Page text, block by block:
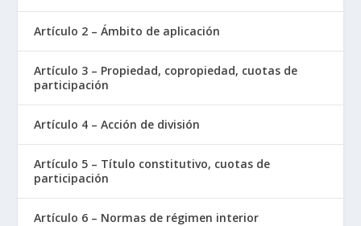
Artículo 2 – Ámbito de aplicación
Artículo 3 – Propiedad, copropiedad, cuotas de
participación
Artículo 4 – Acción de división
Artículo 5 – Título constitutivo, cuotas de
participación
Artículo 6 – Normas de régimen interior